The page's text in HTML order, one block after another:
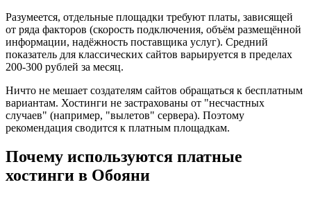
Разумеется, отдельные площадки требуют платы, зависящей
от ряда факторов (скорость подключения, объём размещённой
информации, надёжность поставщика услуг). Средний
показатель для классических сайтов варьируется в пределах
200-300 рублей за месяц.
Ничто не мешает создателям сайтов обращаться к бесплатным
вариантам. Хостинги не застрахованы от "несчастных
случаев" (например, "вылетов" сервера). Поэтому
рекомендация сводится к платным площадкам.
Почему используются платные
хостинги в Обояни